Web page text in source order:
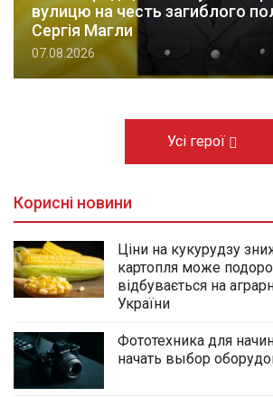
вулицю на честь загиблого
Сергія Магли
07.08.2026
Усі герої
Корисні новини
Ціни на кукурудзу
картопля може
відбувається на
України
Фототехника для
начать выбор